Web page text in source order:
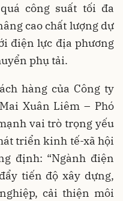
công suất tối đa
cao chất lượng dự
điện lực địa phương
phụ tải.
hàng của Công ty
Xuân Liêm – Phó
vai trò trọng yếu
triển kinh tế-xã hội
định: “Ngành điện
tiến độ xây dựng,
cải thiện môi